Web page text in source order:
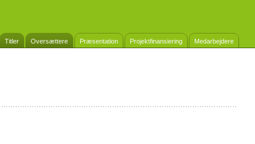
Titler Oversættere Præsentation Projektfinansiering Medarbejdere